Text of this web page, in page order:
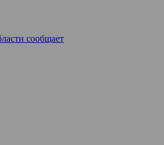
сообщает